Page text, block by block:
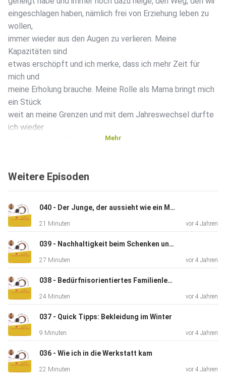
eingeschlagen haben, nämlich frei von Erziehung leben zu
wollen,
immer wieder aus den Augen zu verlieren. Meine
Kapazitäten sind
etwas erschöpft und ich merke, dass ich mehr Zeit für
mich und
meine Erholung brauche. Meine Rolle als Mama bringt mich
ein Stück
weit an meine Grenzen und mit dem Jahreswechsel durfte
ich wieder
wahrnehmen und lernen, dass ich mich neu ausrichten darf
sehr
gut auf
mich aufpassen und mir auch Zeit für mich nehmen darf und
muss.
Mehr
Weitere Episoden
040 - Der Junge, der aussieht wie ein Mädchen oder "Über das Gendern, Bewertungen, Rollenverteilungen und Klischees"
21 Minuten vor 4 Jahren
039 - Nachhaltigkeit beim Schenken und in der Adventszeit
27 Minuten vor 4 Jahren
038 - Bedürfnisorientiertes Familienleben
24 Minuten vor 4 Jahren
037 - Quick Tipps: Bekleidung im Winter
9 Minuten vor 4 Jahren
036 - Wie ich in die Werkstatt kam
22 Minuten vor 4 Jahren